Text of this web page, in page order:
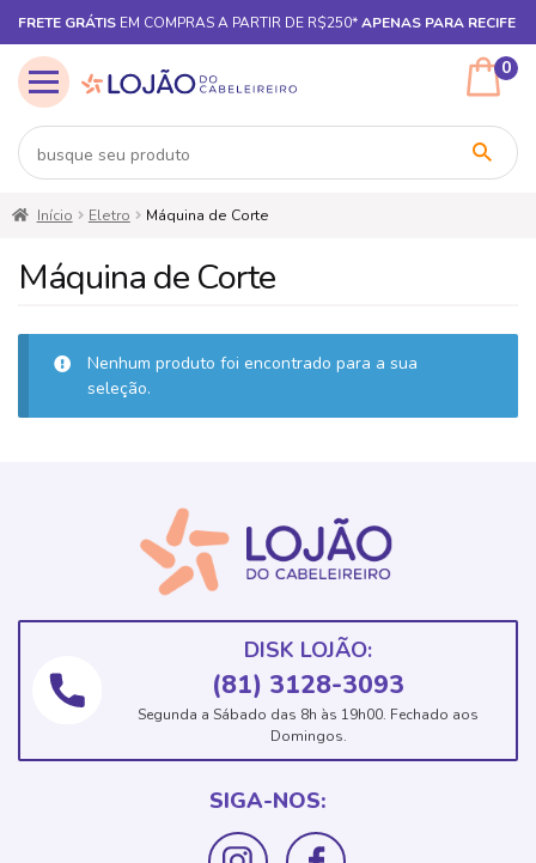
FRETE GRÁTIS EM COMPRAS A PARTIR DE R$250*APENAS PARA RECIFE
0
Pular
para
Pular
para
conteúdo
Início Eletro Máquina de Corte
Máquina de Corte
Nenhum produto foi encontrado para a sua
seleção.
DISK LOJÃO:
(81) 3128-3093
Segunda a Sábado das 8h às 19h00. Fechado aos
Domingos.
SIGA-NOS: